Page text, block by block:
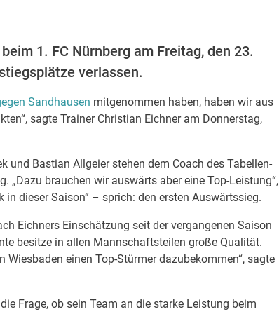
1. FC Nürnberg am Freitag, den 23.
verlassen.
Sandhausen mitgenommen haben, haben wir aus
sagte Trainer Christian Eichner am Donnerstag,
Bastian Allgeier stehen dem Coach des Tabellen-
„Dazu brauchen wir auswärts aber eine Top-Leistung“,
in dieser Saison“ – sprich: den ersten Auswärtssieg.
Eichners Einschätzung seit der vergangenen Saison
besitze in allen Mannschaftsteilen große Qualität.
einen Top-Stürmer dazubekommen“, sagte
Frage, ob sein Team an die starke Leistung beim